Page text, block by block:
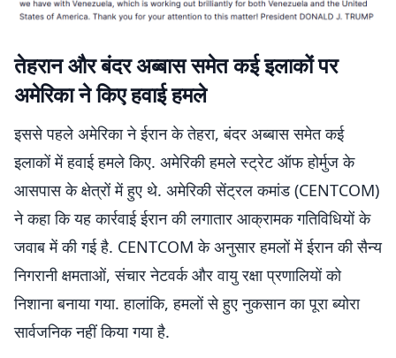
तेहरान और बंदर अब्बास समेत कई इलाकों पर
अमेरिका ने किए हवाई हमले
इससे पहले अमेरिका ने ईरान के तेहरा, बंदर अब्बास समेत कई
इलाकों में हवाई हमले किए. अमेरिकी हमले स्ट्रेट ऑफ होर्मुज के
आसपास के क्षेत्रों में हुए थे. अमेरिकी सेंट्रल कमांड (CENTCOM)
ने कहा कि यह कार्रवाई ईरान की लगातार आक्रामक गतिविधियों के
जवाब में की गई है. CENTCOM के अनुसार हमलों में ईरान की सैन्य
निगरानी क्षमताओं, संचार नेटवर्क और वायु रक्षा प्रणालियों को
निशाना बनाया गया. हालांकि, हमलों से हुए नुकसान का पूरा ब्योरा
सार्वजनिक नहीं किया गया है.